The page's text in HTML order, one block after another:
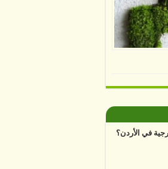
في الأردن؟